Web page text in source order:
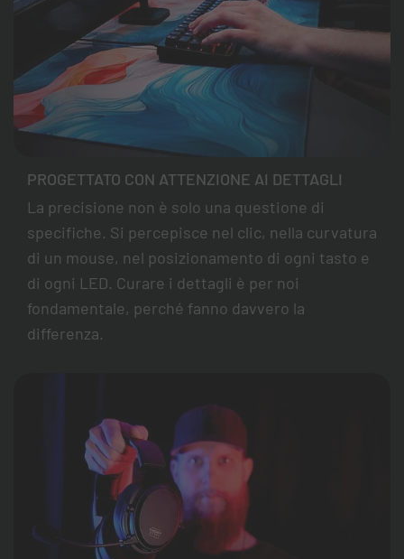
PROGETTATO CON ATTENZIONE AI DETTAGLI
La precisione non è solo una questione di
specifiche. Si percepisce nel clic, nella curvatura
di un mouse, nel posizionamento di ogni tasto e
di ogni LED. Curare i dettagli è per noi
fondamentale, perché fanno davvero la
differenza.